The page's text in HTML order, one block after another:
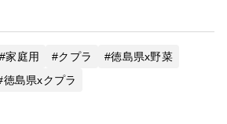
家庭用 クプラ
徳島県x野菜
徳島県xクプラ